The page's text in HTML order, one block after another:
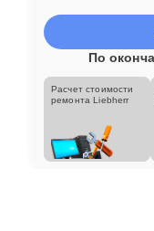
По
Расчет стоимости
ремонта Liebherr